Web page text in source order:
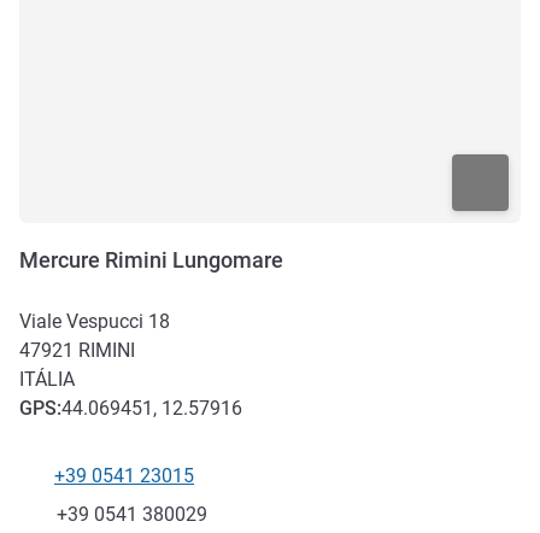
Mercure Rimini Lungomare
Viale Vespucci 18
47921 RIMINI
ITÁLIA
GPS:44.069451, 12.57916
Telefone
+39 0541 23015
Fax
+39 0541 380029